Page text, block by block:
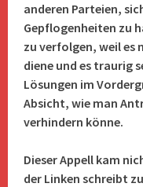
anderen Parteien,
Gepflogenheiten zu
zu verfolgen, weil es
diene und es traurig
Lösungen im
Absicht, wie man
verhindern könne.
Dieser Appell kam
der Linken schreibt